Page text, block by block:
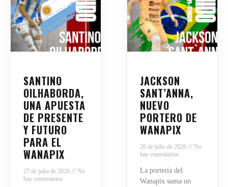
SANTINO
OILHABORDA,
UNA APUESTA
DE PRESENTE
Y FUTURO
PARA EL
WANAPIX
27 de julio de 2026
No
hay comentarios
JACKSON
SANT’ANNA,
NUEVO
PORTERO DE
WANAPIX
20 de julio de 2026
No
hay comentarios
La portería del
Wanapix suma un